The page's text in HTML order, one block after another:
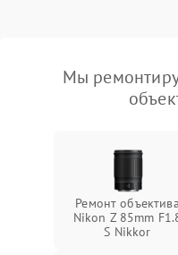
Мы
Ремонт объектива
Nikon Z 85mm
S Nikkor